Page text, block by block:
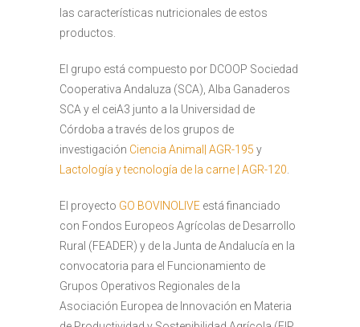
las características nutricionales de estos
productos.
El grupo está compuesto por DCOOP Sociedad
Cooperativa Andaluza (SCA), Alba Ganaderos
SCA y el ceiA3 junto a la Universidad de
Córdoba a través de los grupos de
investigación Ciencia Animal| AGR-195 y
Lactología y tecnología de la carne | AGR-120
El proyecto GO BOVINOLIVE está financiado
con Fondos Europeos Agrícolas de Desarrollo
Rural (FEADER) y de la Junta de Andalucía en la
convocatoria para el Funcionamiento de
Grupos Operativos Regionales de la
Asociación Europea de Innovación en Materia